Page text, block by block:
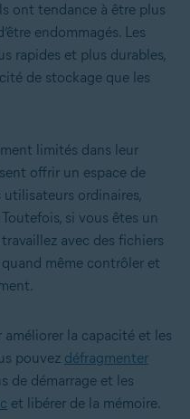
ont tendance à être plus
endommagés. Les
rapides et plus durables,
de stockage que les
limités dans leur
offrir un espace de
ordinaires,
si vous êtes un
avec des fichiers
même contrôler et
améliorer la capacité et les
pouvez défragmenter
de démarrage et les
et libérer de la mémoire.